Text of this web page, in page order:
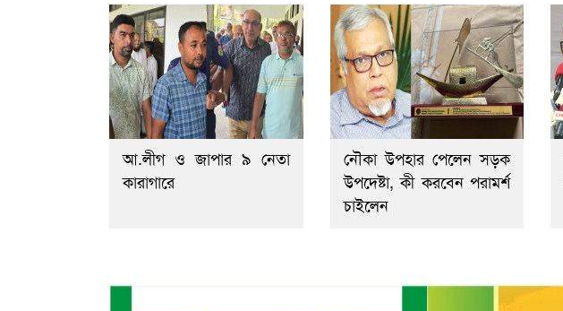
আ.লীগ ও জাপার ৯ নেতা
কারাগারে
নৌকা উপহার পেলেন সড়ক
উপদেষ্টা, কী করবেন পরামর্শ
চাইলেন